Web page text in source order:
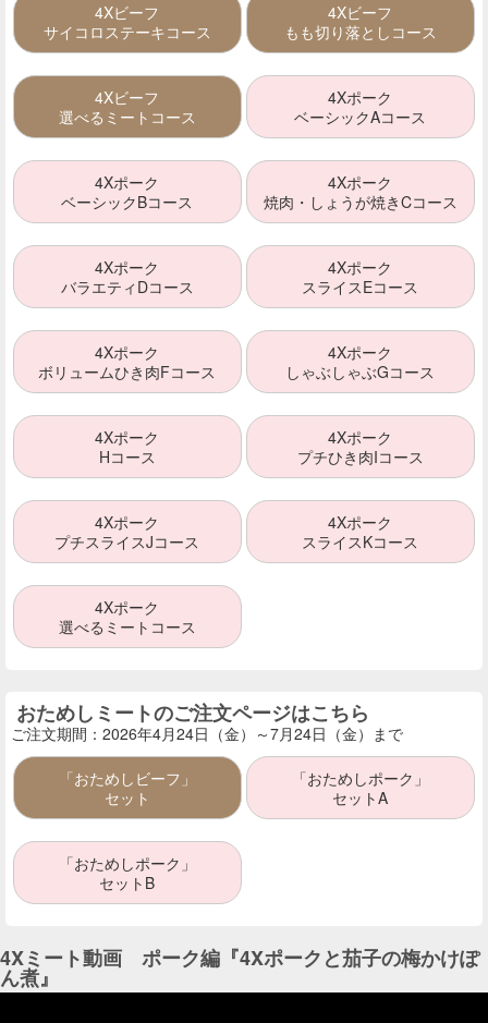
4Xビーフ
サイコロステーキコース
4Xビーフ
もも切り落としコース
4Xビーフ
選べるミートコース
4Xポーク
ベーシックAコース
4Xポーク
ベーシックBコース
4Xポーク
焼肉・しょうが焼きCコース
4Xポーク
バラエティDコース
4Xポーク
スライスEコース
4Xポーク
ボリュームひき肉Fコース
4Xポーク
しゃぶしゃぶGコース
4Xポーク
Hコース
4Xポーク
プチひき肉Iコース
4Xポーク
プチスライスJコース
4Xポーク
スライスKコース
4Xポーク
選べるミートコース
おためしミートのご注文ページはこちら
ご注文期間：2026年4月24日（金）～7月24日（金）まで
「おためしビーフ」
セット
「おためしポーク」
セットA
「おためしポーク」
セットB
4Xミート動画 ポーク編『4Xポークと茄子の梅かけぽ
ん煮』